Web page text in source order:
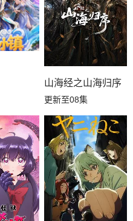
山海经之山海归序
更新至08集